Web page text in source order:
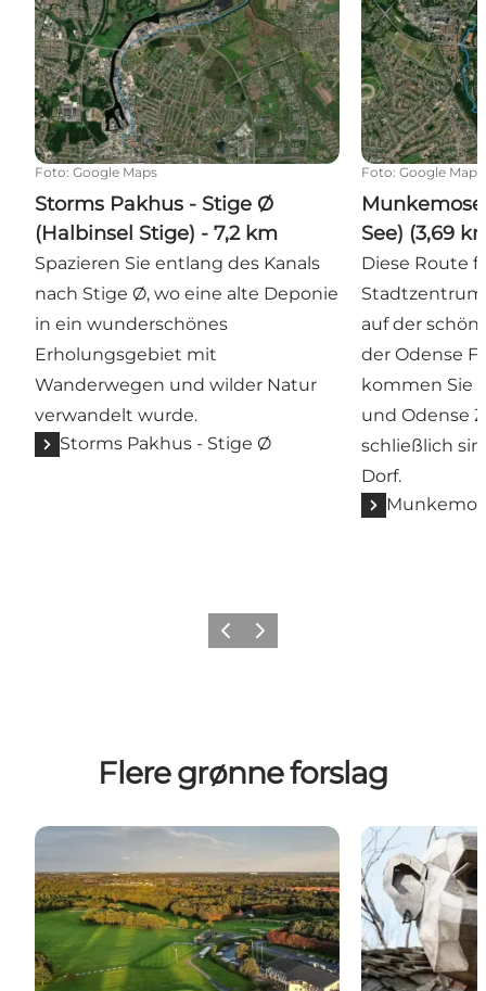
Foto: Google Maps
Storms Pakhus - Stige Ø
(Halbinsel Stige) - 7,2 km
Spazieren Sie entlang des Kanals
nach Stige Ø, wo eine alte Deponie
in ein wunderschönes
Erholungsgebiet mit
Wanderwegen und wilder Natur
verwandelt wurde.
Storms Pakhus - Stige Ø
Foto: Google Maps
See) (3,69
Diese Route
auf der
der Odense
kommen Sie
und Odense
schließlich
Dorf.
ZurückWeiter
Flere grønne forslag
Golf in Odense Alte